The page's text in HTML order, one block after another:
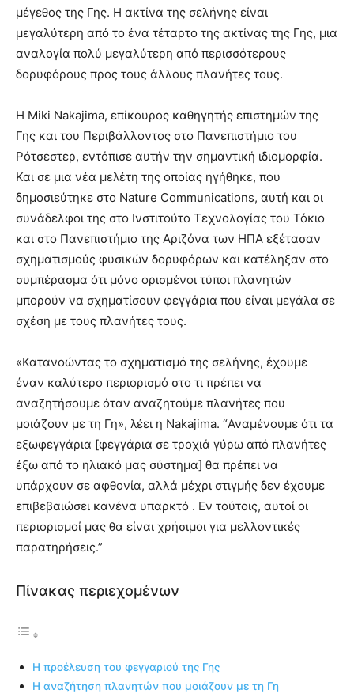
μέγεθος της Γης. Η ακτίνα της σελήνης είναι
μεγαλύτερη από το ένα τέταρτο της ακτίνας της Γης, μια
αναλογία πολύ μεγαλύτερη από περισσότερους
δορυφόρους προς τους άλλους πλανήτες τους.
Η Miki Nakajima, επίκουρος καθηγητής επιστημών της
Γης και του Περιβάλλοντος στο Πανεπιστήμιο του
Ρότσεστερ, εντόπισε αυτήν την σημαντική ιδιομορφία.
Και σε μια νέα μελέτη της οποίας ηγήθηκε, που
δημοσιεύτηκε στο Nature Communications, αυτή και οι
συνάδελφοι της στο Ινστιτούτο Τεχνολογίας του Τόκιο
και στο Πανεπιστήμιο της Αριζόνα των ΗΠΑ εξέτασαν
σχηματισμούς φυσικών δορυφόρων και κατέληξαν στο
συμπέρασμα ότι μόνο ορισμένοι τύποι πλανητών
μπορούν να σχηματίσουν φεγγάρια που είναι μεγάλα σε
σχέση με τους πλανήτες τους.
«Κατανοώντας το σχηματισμό της σελήνης, έχουμε
έναν καλύτερο περιορισμό στο τι πρέπει να
αναζητήσουμε όταν αναζητούμε πλανήτες που
μοιάζουν με τη Γη», λέει η Nakajima. “Αναμένουμε ότι τα
εξωφεγγάρια [φεγγάρια σε τροχιά γύρω από πλανήτες
έξω από το ηλιακό μας σύστημα] θα πρέπει να
υπάρχουν σε αφθονία, αλλά μέχρι στιγμής δεν έχουμε
επιβεβαιώσει κανένα υπαρκτό . Εν τούτοις, αυτοί οι
περιορισμοί μας θα είναι χρήσιμοι για μελλοντικές
παρατηρήσεις.”
Πίνακας περιεχομένων
Η προέλευση του φεγγαριού της Γης
Η αναζήτηση πλανητών που μοιάζουν με τη Γη